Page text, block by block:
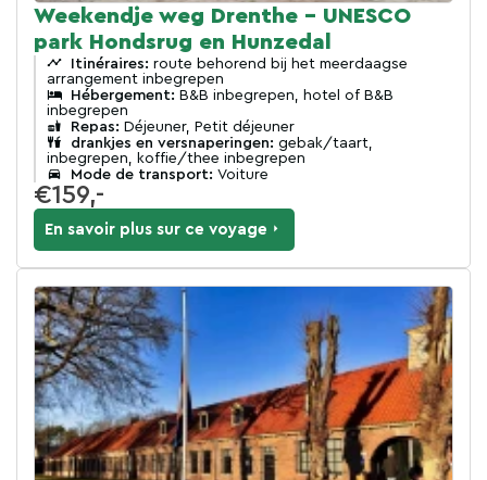
Weekendje weg Drenthe - UNESCO
park Hondsrug en Hunzedal
Itinéraires: route behorend bij het meerdaagse
arrangement inbegrepen
Hébergement: B&B inbegrepen, hotel of B&B
inbegrepen
Repas: Déjeuner, Petit déjeuner
drankjes en versnaperingen: gebak/taart,
inbegrepen, koffie/thee inbegrepen
Mode de transport: Voiture
€159,-
En savoir plus sur ce voyage